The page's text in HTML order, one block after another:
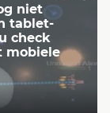
niet
tablet-
check
mobiele